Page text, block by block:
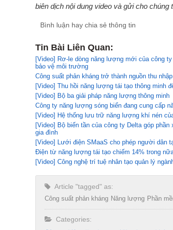
biên dịch nội dung video và gửi cho chúng
Bình luận hay chia sẻ thông tin
Tin Bài Liên Quan:
[Video] Rơ-le dòng năng lượng mới của công
bảo vệ môi trường
Công suất phản kháng trở thành nguồn thu
[Video] Thu hồi năng lượng tái tạo thông minh
[Video] Bộ ba giải pháp năng lượng thông minh
Công ty năng lượng sóng biển đang cung cấp
[Video] Hệ thống lưu trữ năng lượng khí nén
[Video] Bộ biến tần của công ty Delta góp
gia đình
[Video] Lưới điện SMaaS cho phép người dân
Điện từ năng lượng tái tạo chiếm 14% trong
[Video] Công nghệ trí tuệ nhân tạo quản lý
Article "tagged" as:
Công suất phản kháng Năng lượng Phần
Categories: